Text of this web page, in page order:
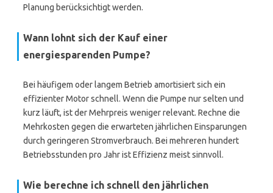
Planung berücksichtigt werden.
Wann lohnt sich der Kauf einer
energiesparenden Pumpe?
Bei häufigem oder langem Betrieb amortisiert sich ein
effizienter Motor schnell. Wenn die Pumpe nur selten und
kurz läuft, ist der Mehrpreis weniger relevant. Rechne die
Mehrkosten gegen die erwarteten jährlichen Einsparungen
durch geringeren Stromverbrauch. Bei mehreren hundert
Betriebsstunden pro Jahr ist Effizienz meist sinnvoll.
Wie berechne ich schnell den jährlichen